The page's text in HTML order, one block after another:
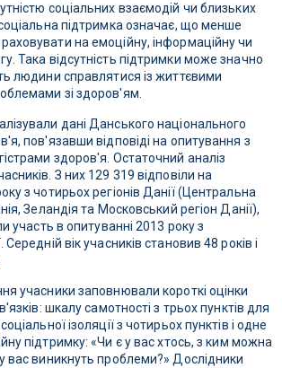
соціальних взаємодій чи близьких
підтримка означає, що менше
на емоційну, інформаційну чи
Така відсутність підтримки може значно
людини справлятися із життєвими
зі здоров'ям.
дані Данського національного
пов'язавши відповіді на опитування з
здоров'я. Остаточний аналіз
З них 129 319 відповіли на
з чотирьох регіонів Данії (Центральна
Зеландія та Московський регіон Данії),
участь в опитуванні 2013 року з
вік учасників становив 48 років і
учасники заповнювали короткі оцінки
шкалу самотності з трьох пунктів для
ізоляції з чотирьох пунктів і одне
підтримку: «Чи є у вас хтось, з ким можна
вас виникнуть проблеми?» Дослідники